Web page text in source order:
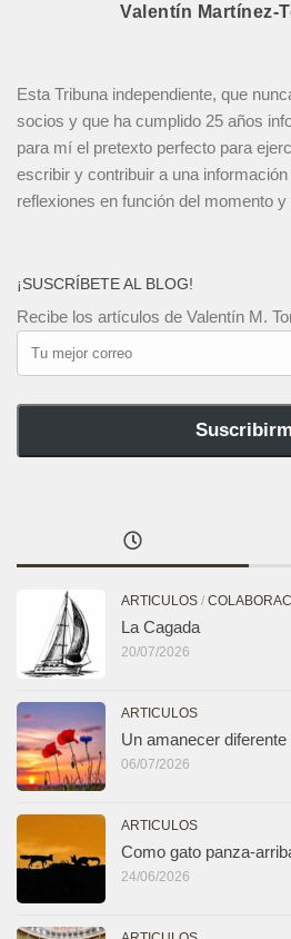
Valentín Martínez-
Esta Tribuna independiente, que
socios y que ha cumplido 25 años
para mí el pretexto perfecto para
escribir y contribuir a una
reflexiones en función del momento
¡SUSCRÍBETE AL BLOG!
Recibe los artículos de Valentín M.
mejor
ARTICULOS /
La Cagada
20/07/2026
ARTICULOS
Un amanecer diferente
06/07/2026
ARTICULOS
Como gato panza-
24/06/2026